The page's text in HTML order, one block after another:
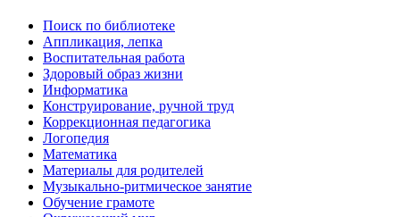
Поиск по библиотеке
Аппликация, лепка
Воспитательная работа
Здоровый образ жизни
Информатика
Конструирование, ручной труд
Коррекционная педагогика
Логопедия
Математика
Материалы для родителей
Музыкально-ритмическое занятие
Обучение грамоте